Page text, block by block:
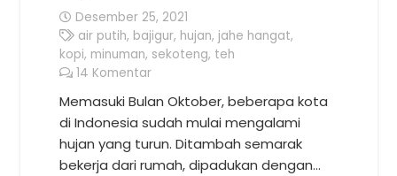
Desember 25, 2021
air putih, bajigur, hujan, jahe hangat,
kopi, minuman, sekoteng, teh
14 Komentar
Memasuki Bulan Oktober, beberapa kota
di Indonesia sudah mulai mengalami
hujan yang turun. Ditambah semarak
bekerja dari rumah, dipadukan dengan…